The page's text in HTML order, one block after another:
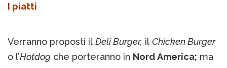
I piatti
Verranno proposti il Deli Burger, il Chicken Burger
o l’Hotdog che porteranno in Nord America; ma